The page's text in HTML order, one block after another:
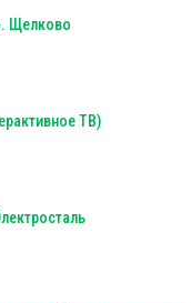
Щелково
ТВ)